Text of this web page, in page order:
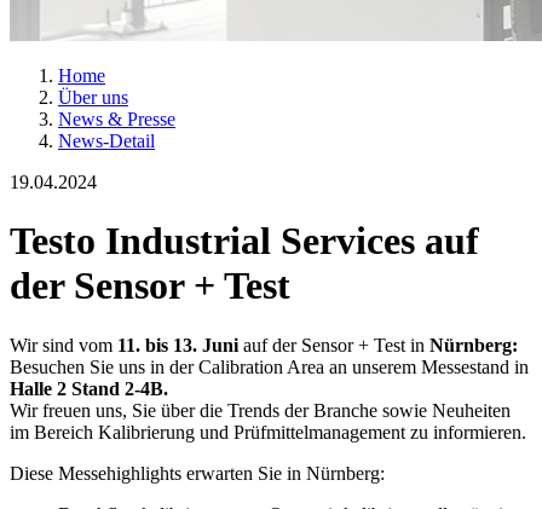
Home
Über uns
News & Presse
News-Detail
19.04.2024
Testo Industrial Services auf
der Sensor + Test
Wir sind vom 11. bis 13. Juni auf der Sensor + Test in Nürnberg:
Besuchen Sie uns in der Calibration Area an unserem Messestand in
Halle 2 Stand 2-4B.
Wir freuen uns, Sie über die Trends der Branche sowie Neuheiten
im Bereich Kalibrierung und Prüfmittelmanagement zu informieren.
Diese Messehighlights erwarten Sie in Nürnberg: